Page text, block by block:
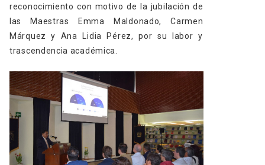
reconocimiento con motivo de la jubilación de
las Maestras Emma Maldonado, Carmen
Márquez y Ana Lidia Pérez, por su labor y
trascendencia académica.